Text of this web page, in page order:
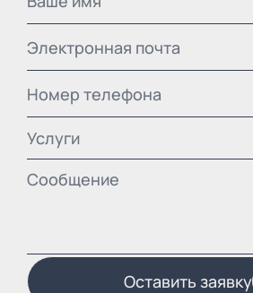
Услуги
Оставить заявку